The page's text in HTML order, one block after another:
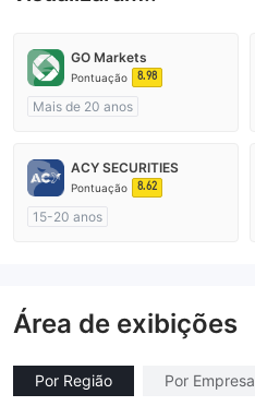
GO Markets
Pontuação 8.98
Mais de 20 anos
Market Marketing (MM)
cTrader
ACY SECURITIES
Pontuação 8.62
15-20 anos
Área de exibições
Por Região Por Empresa